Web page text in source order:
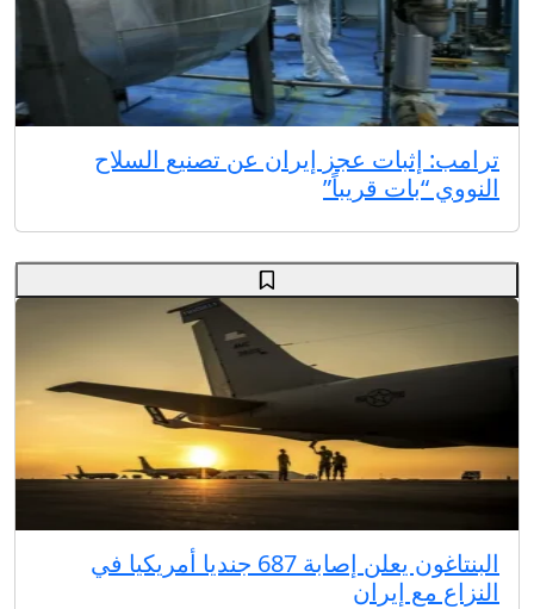
ترامب: إثبات عجز إيران عن تصنيع السلاح
النووي “بات قريباً”
البنتاغون يعلن إصابة 687 جنديا أمريكيا في
النزاع مع إيران